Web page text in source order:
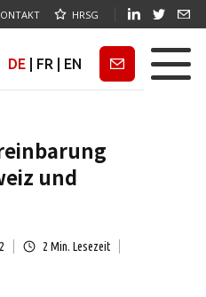
HRSG
DE FR EN Newsletter
und
2 Min. Lesezeit